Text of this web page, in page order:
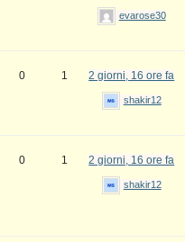
evarose30
0 1 2 giorni, 16 ore fa
shakir12
0 1 2 giorni, 16 ore fa
shakir12